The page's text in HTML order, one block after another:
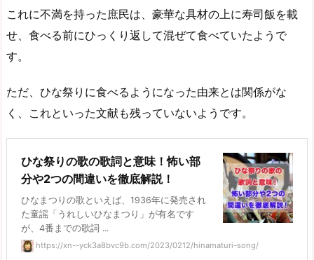
これに不満を持った庶民は、豪華な具材の上に寿司飯を載
せ、食べる前にひっくり返して混ぜて食べていたようで
す。
ただ、ひな祭りに食べるようになった由来とは関係がな
く、これといった文献も残っていないようです。
ひな祭りの歌の歌詞と意味！怖い部
分や2つの間違いを徹底解説！
ひなまつりの歌といえば、1936年に発売され
た童謡「うれしいひなまつり」が有名です
が、4番までの歌詞 ...
https://xn--yck3a8bvc9b.com/2023/0212/hinamaturi-song/